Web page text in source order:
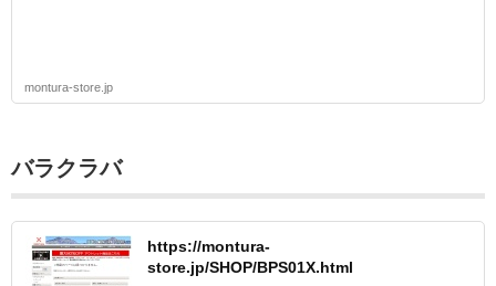
montura-store.jp
バラクラバ
https://montura-
store.jp/SHOP/BPS01X.html